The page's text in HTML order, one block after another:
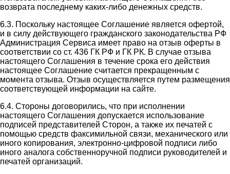
возврата последнему каких-либо денежных средств.
6.3. Поскольку настоящее Соглашение является офертой,
и в силу действующего гражданского законодательства РФ
Администрация Сервиса имеет право на отзыв оферты в
соответствии со ст. 436 ГК РФ и ГК РК. В случае отзыва
настоящего Соглашения в течение срока его действия
настоящее Соглашение считается прекращенным с
момента отзыва. Отзыв осуществляется путем размещения
соответствующей информации на сайте.
6.4. Стороны договорились, что при исполнении
настоящего Соглашения допускается использование
подписей представителей Сторон, а также их печатей с
помощью средств факсимильной связи, механического или
иного копирования, электронно-цифровой подписи либо
иного аналога собственноручной подписи руководителей и
печатей организаций.